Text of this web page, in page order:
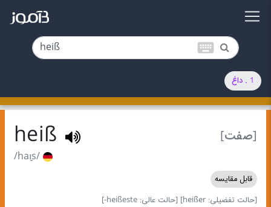
keyboard
1 . داغ
[صفت] heiß
/haɪ̯s/
قابل مقایسه
[حالت تفضیلی: heißer]
[حالت عالی: heißeste-]